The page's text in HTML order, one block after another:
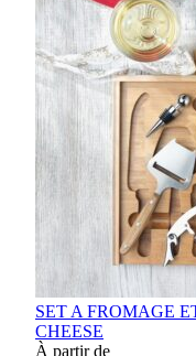
SET A FROMAGE
CHEESE
À partir de